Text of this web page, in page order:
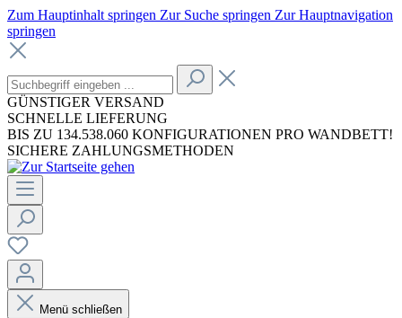
Zum Hauptinhalt springen Zur Suche springen Zur Hauptnavigation
springen
GÜNSTIGER VERSAND
SCHNELLE LIEFERUNG
BIS ZU 134.538.060 KONFIGURATIONEN PRO WANDBETT!
SICHERE ZAHLUNGSMETHODEN
Menü schließen